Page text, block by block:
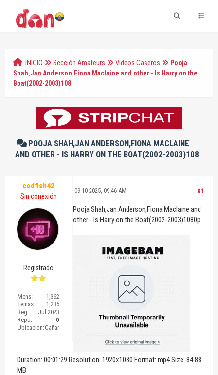
INICIO Sección Amateurs Videos Caseros
Pooja
Shah,Jan Anderson,Fiona Maclaine and other - Is Harry on the
Boat(2002-2003)108
POOJA SHAH,JAN ANDERSON,FIONA MACLAINE
AND OTHER - IS HARRY ON THE BOAT(2002-2003)108
codfish42
Sin conexión
Registrado
Mens:
1,362
Temas:
1,235
Reg:
Jul 2023
Repu:
0
Ubicación:Cañar
#1
09-10-2025, 09:46 AM
Pooja Shah,Jan Anderson,Fiona Maclaine and
other - Is Harry on the Boat(2002-2003)1080p
Duration: 00:01:29 Resolution: 1920x1080 Format: mp4 Size: 84.88
MB